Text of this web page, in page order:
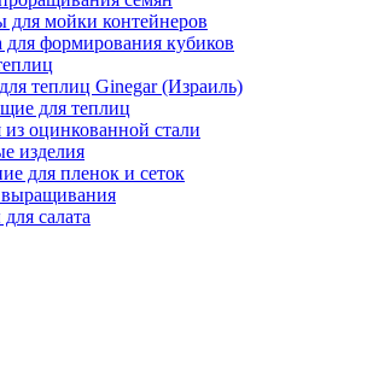
мойки контейнеров
формирования кубиков
теплиц Ginegar (Израиль)
для теплиц
из оцинкованной стали
изделия
для пленок и сеток
салата